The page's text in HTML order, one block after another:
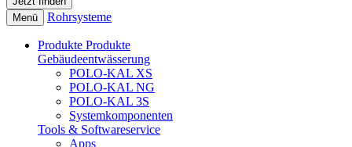
Menü Rohrsysteme
Produkte Produkte
Gebäudeentwässerung
POLO-KAL XS
POLO-KAL NG
POLO-KAL 3S
Systemkomponenten
Tools & Softwareservice
Apps